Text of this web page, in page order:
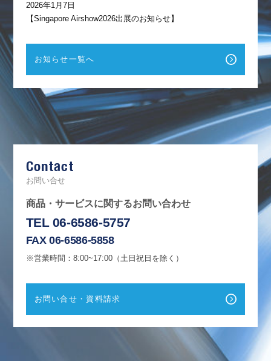
2026年1月7日
【Singapore Airshow2026出展のお知らせ】
お知らせ一覧へ
e
o
o
k
Contact
お問い合せ
商品・サービスに関するお問い合わせ
TEL 06-6586-5757
FAX 06-6586-5858
※営業時間：8:00~17:00（土日祝日を除く）
お問い合せ・資料請求